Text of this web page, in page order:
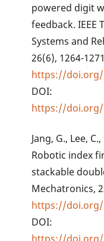
powered digit
feedback. IEEE
Systems and
26(6), 1264-
https://doi.org/
DOI:
https://doi.org/
Jang, G., Lee,
Robotic index
stackable
Mechatronics,
https://doi.org/
DOI:
https://doi.org/